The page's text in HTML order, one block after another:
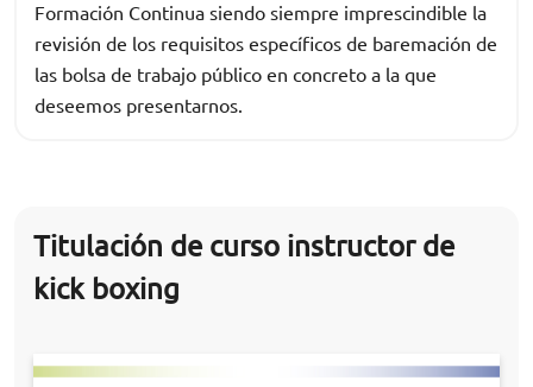
Formación Continua siendo siempre imprescindible la
revisión de los requisitos específicos de baremación de
las bolsa de trabajo público en concreto a la que
deseemos presentarnos.
Titulación de curso instructor de
kick boxing